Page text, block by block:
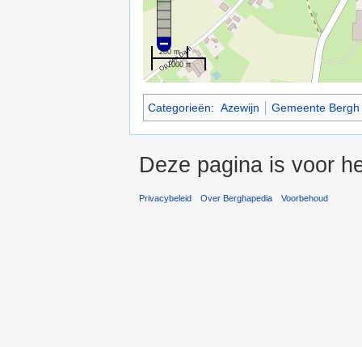
200 m
1000 ft
Categorieën: Azewijn Gemeente Bergh
Deze pagina is voor
Privacybeleid Over Berghapedia Voorbehoud